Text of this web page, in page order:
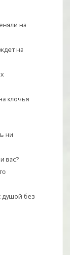
на
на
клочья
ни
вас?
душой без